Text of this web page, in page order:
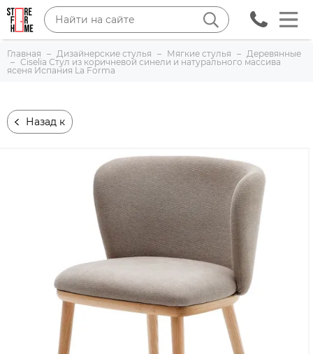
Главная Дизайнерские стулья Мягкие стулья
Деревянные
Ciselia Стул из коричневой синели и натурального массива
ясеня Испания La Forma
Назад к